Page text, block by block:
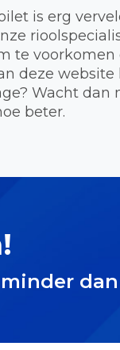
is erg
te
deze
Wacht
beter.